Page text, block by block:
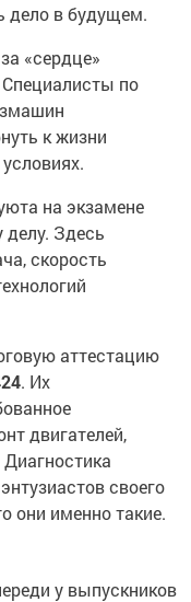
дело в будущем.
«сердце»
Специалисты по
к жизни
на экзамене
делу. Здесь
скорость
аттестацию
. Их
двигателей,
своего
они именно такие.
у выпускников